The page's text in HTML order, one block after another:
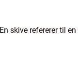
skive refererer til en